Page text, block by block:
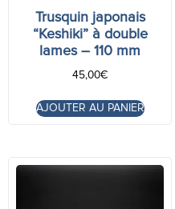
Trusquin japonais
“Keshiki” à double
lames – 110 mm
45,00€
AJOUTER AU PANIER